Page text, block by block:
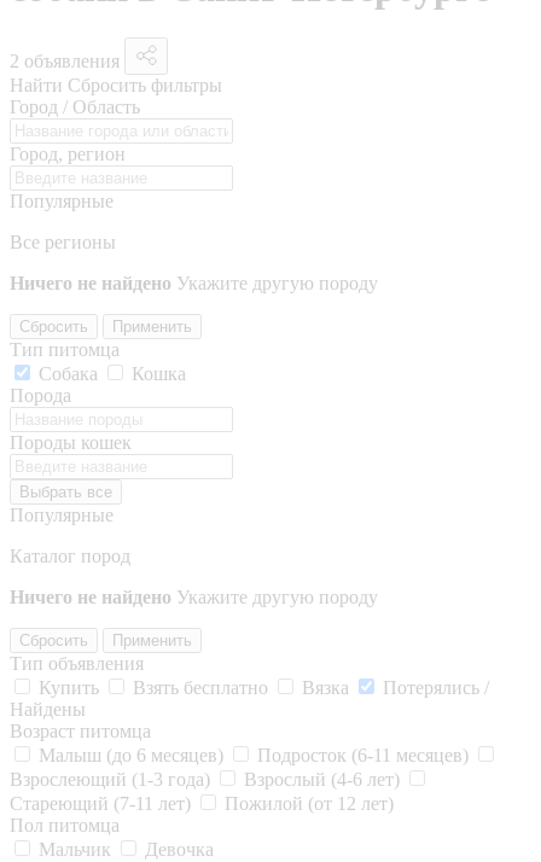
2 объявления
Найти Сбросить фильтры
Город / Область
Город, регион
Популярные
Все регионы
Ничего не найдено Укажите другую породу
Сбросить Применить
Тип питомца
Собака
Кошка
Порода
Породы кошек
Выбрать все
Популярные
Каталог пород
Ничего не найдено Укажите другую породу
Сбросить Применить
Тип объявления
Купить
Взять бесплатно Вязка
Потерялись /
Найдены
Возраст питомца
Малыш (до 6 месяцев)
Подросток (6-11 месяцев)
Взрослеющий (1-3 года)
Взрослый (4-6 лет)
Стареющий (7-11 лет)
Пожилой (от 12 лет)
Пол питомца
Мальчик
Девочка